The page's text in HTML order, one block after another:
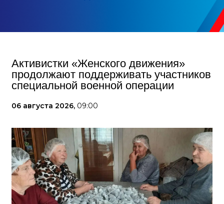
Активистки «Женского движения»
продолжают поддерживать участников
специальной военной операции
06 августа 2026, 09:00